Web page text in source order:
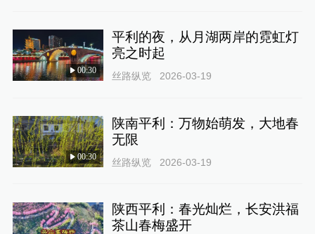
00:30
平利的夜，从月湖两岸的霓虹灯
亮之时起
丝路纵览 2026-03-19
00:30
陕南平利：万物始萌发，大地春
无限
丝路纵览 2026-03-19
陕西平利：春光灿烂，长安洪福
茶山春梅盛开